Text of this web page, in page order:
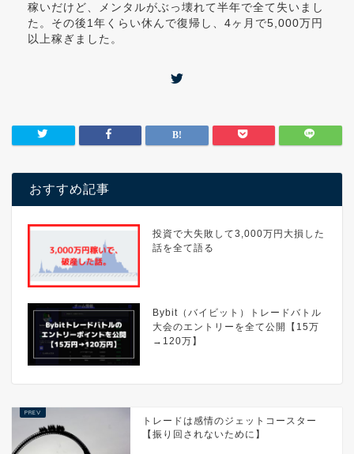
稼いだけど、メンタルがぶっ壊れて半年で全て失いまし
た。その後1年くらい休んで復帰し、4ヶ月で5,000万円
以上稼ぎました。
おすすめ記事
投資で大失敗して3,000万円大損した
話を全て語る
Bybit（バイビット）トレードバトル
大会のエントリーを全て公開【15万
→120万】
トレードは感情のジェットコースター
【振り回されないために】